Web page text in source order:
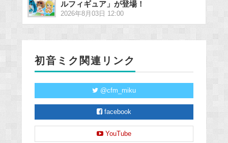
ルフィギュア」が登場！
2026年8月03日 12:00
初音ミク関連リンク
@cfm_miku
facebook
YouTube